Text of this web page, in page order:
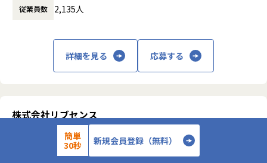
■キャリアパス
●技術力を生かしたテクニカルスペシャリスト
●導入チームリーダー
●各プロダクト、プラットフォームの専門性を持つプロジェ
えて担当するプロジェクトやポジションを決定します。
■事業部ビジョン
境です。
当社はセキュリティへの投資を最優先事項の一つと捉え、Mi
crosoft 365 E5や最新のSWG・CASBといった最高峰のツー
ト対応の自動化」等を推進するフェーズ。単なる設定作業に
留まらず、運用の最適化を自らデザインする面白さがありま
◎「AIガバナンス」や「SaaS管理」など未踏の領域への挑戦
従業員数 2,135人
詳細を見る 応募する
株式会社リブセンス
【首都圏フルリモート/情シス/マネージャー候補】ネットワーク
構築～運用/リモート×自由な働き方 のリモートワーク求人
簡単
30秒
新規会員登録（無料）